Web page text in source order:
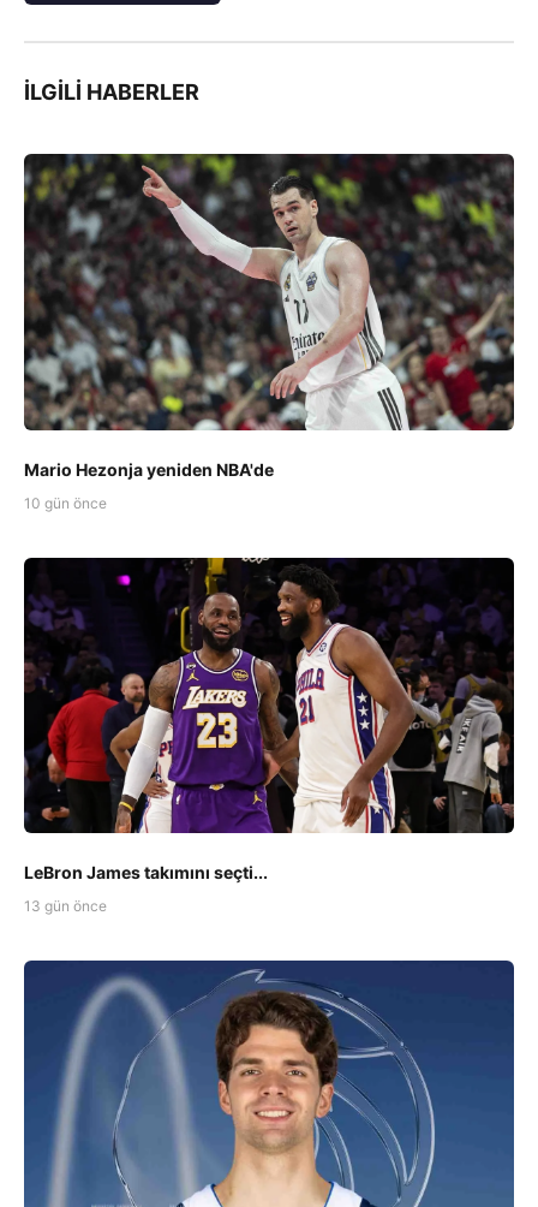
İLGILI HABERLER
Mario Hezonja yeniden NBA'de
10 gün önce
LeBron James takımını seçti...
13 gün önce